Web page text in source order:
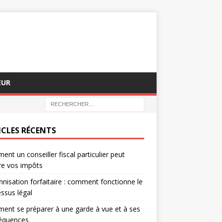
RÉCENTS
un conseiller fiscal particulier peut
vos impôts
forfaitaire : comment fonctionne le
légal
se préparer à une garde à vue et à ses